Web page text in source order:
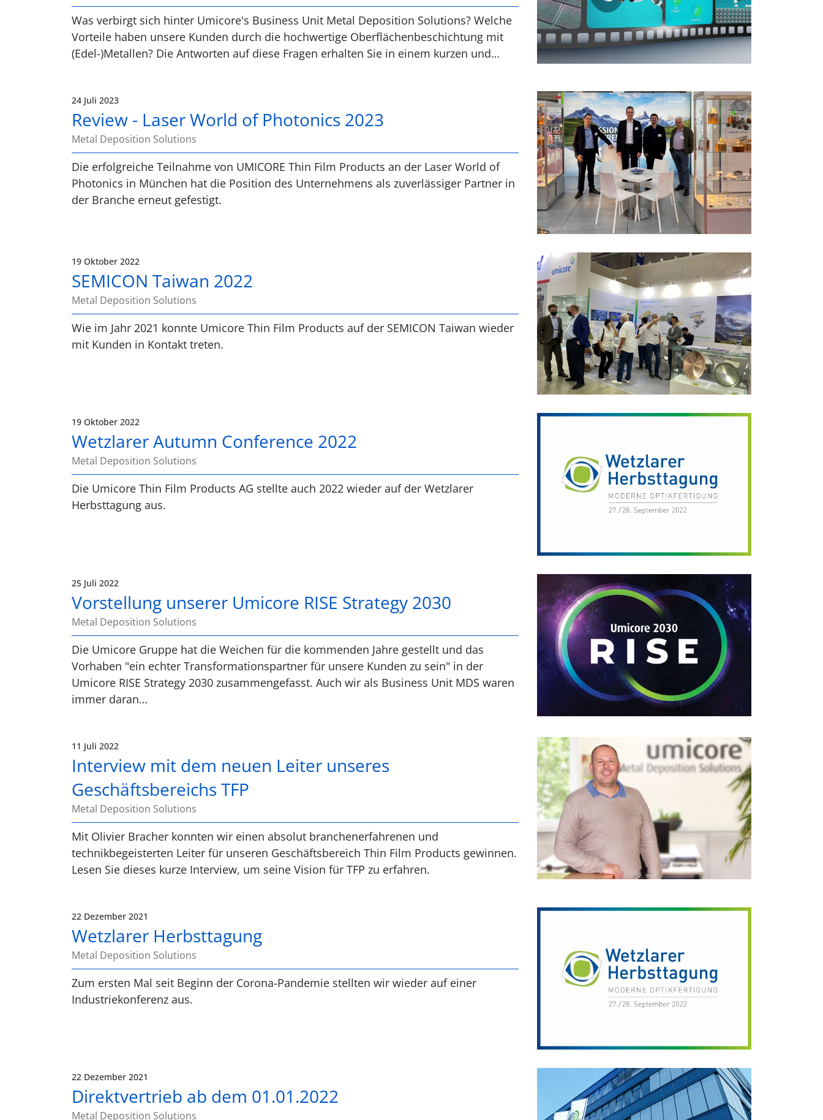
Was verbirgt sich hinter Umicore's Business Unit Metal Deposition Solutions? Welche
Vorteile haben unsere Kunden durch die hochwertige Oberflächenbeschichtung mit
(Edel-)Metallen? Die Antworten auf diese Fragen erhalten Sie in einem kurzen und…
24 Juli 2023
Review - Laser World of Photonics 2023
Metal Deposition Solutions
Die erfolgreiche Teilnahme von UMICORE Thin Film Products an der Laser World of
Photonics in München hat die Position des Unternehmens als zuverlässiger Partner in
der Branche erneut gefestigt.
19 Oktober 2022
SEMICON Taiwan 2022
Metal Deposition Solutions
Wie im Jahr 2021 konnte Umicore Thin Film Products auf der SEMICON Taiwan wieder
mit Kunden in Kontakt treten.
19 Oktober 2022
Wetzlarer Autumn Conference 2022
Metal Deposition Solutions
Die Umicore Thin Film Products AG stellte auch 2022 wieder auf der Wetzlarer
Herbsttagung aus.
25 Juli 2022
Vorstellung unserer Umicore RISE Strategy 2030
Metal Deposition Solutions
Die Umicore Gruppe hat die Weichen für die kommenden Jahre gestellt und das
Vorhaben "ein echter Transformationspartner für unsere Kunden zu sein" in der
Umicore RISE Strategy 2030 zusammengefasst. Auch wir als Business Unit MDS waren
immer daran…
11 Juli 2022
Interview mit dem neuen Leiter unseres
Geschäftsbereichs TFP
Metal Deposition Solutions
Mit Olivier Bracher konnten wir einen absolut branchenerfahrenen und
technikbegeisterten Leiter für unseren Geschäftsbereich Thin Film Products gewinnen.
Lesen Sie dieses kurze Interview, um seine Vision für TFP zu erfahren.
22 Dezember 2021
Wetzlarer Herbsttagung
Metal Deposition Solutions
Zum ersten Mal seit Beginn der Corona-Pandemie stellten wir wieder auf einer
Industriekonferenz aus.
22 Dezember 2021
Direktvertrieb ab dem 01.01.2022
Metal Deposition Solutions